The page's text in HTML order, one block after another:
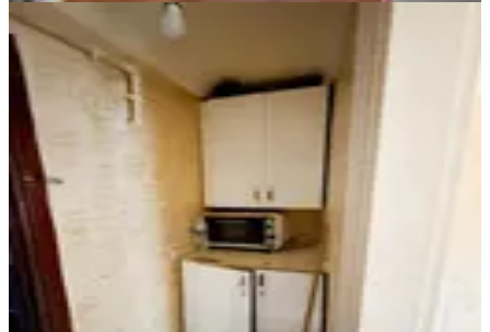
KOMBİLİ
Çapa Millet Cad Üstü Kiralık Boş
Daire
Fatih, Şehremini Mahallesi
CİTY GAYRİMENKUL zeki akhan